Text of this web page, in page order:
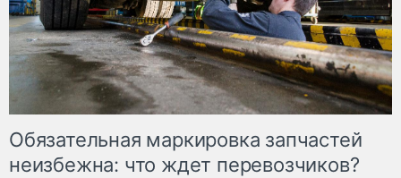
Обязательная маркировка запчастей
неизбежна: что ждет перевозчиков?